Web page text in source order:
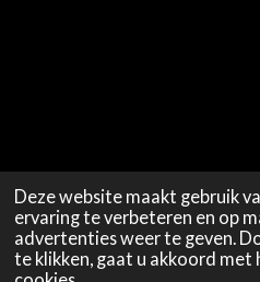
Deze website maakt gebruik
ervaring te verbeteren en op
advertenties weer te geven.
te klikken, gaat u akkoord met